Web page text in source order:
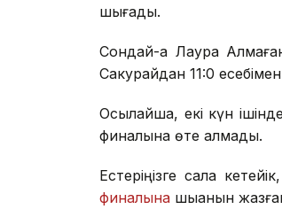
шығады.
Сондай-ақ Лаура
Сакурайдан 11:0 есебімен
Осылайша, екі күн
финалына өте алмады.
Естеріңізге сала
финалына шыққанын